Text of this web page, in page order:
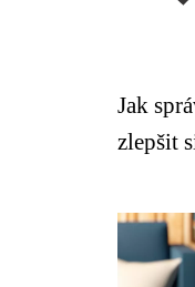
Jak
zlepšit